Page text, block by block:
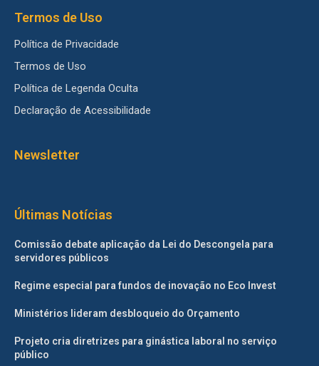
Termos de Uso
Política de Privacidade
Termos de Uso
Política de Legenda Oculta
Declaração de Acessibilidade
Newsletter
Últimas Notícias
Comissão debate aplicação da Lei do Descongela para
servidores públicos
Regime especial para fundos de inovação no Eco Invest
Ministérios lideram desbloqueio do Orçamento
Projeto cria diretrizes para ginástica laboral no serviço
público